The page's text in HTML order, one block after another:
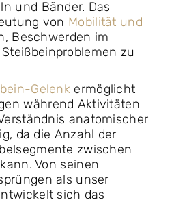
und Bänder. Das
von Mobilität und
Beschwerden im
zu
Gelenk ermöglicht
während Aktivitäten
anatomischer
da die Anzahl der
zwischen
Von seinen
als unser
sich das